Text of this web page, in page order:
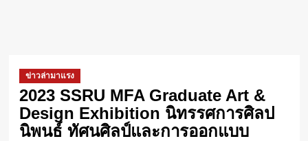
ข่าวล่ามาแรง
2023 SSRU MFA Graduate Art &
Design Exhibition นิทรรศการศิลป
นิพนธ์ ทัศนศิลป์และการออกแบบ